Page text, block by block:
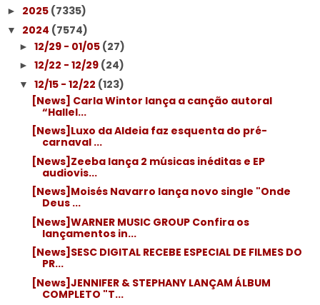
► 2025 (7335)
▼ 2024 (7574)
► 12/29 - 01/05 (27)
► 12/22 - 12/29 (24)
▼ 12/15 - 12/22 (123)
[News] Carla Wintor lança a canção autoral
“Hallel...
[News]Luxo da Aldeia faz esquenta do pré-
carnaval ...
[News]Zeeba lança 2 músicas inéditas e EP
audiovis...
[News]Moisés Navarro lança novo single "Onde
Deus ...
[News]WARNER MUSIC GROUP Confira os
lançamentos in...
[News]SESC DIGITAL RECEBE ESPECIAL DE FILMES DO
PR...
[News]JENNIFER & STEPHANY LANÇAM ÁLBUM
COMPLETO "T...